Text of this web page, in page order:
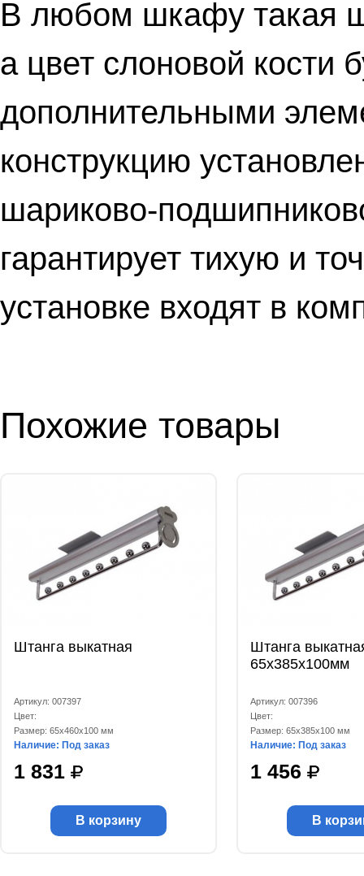
В любом шкафу такая
а цвет слоновой кости
дополнительными
конструкцию
шариково-
гарантирует тихую и
установке входят в
Похожие товары
Штанга выкатная
Артикул: 007397
Цвет:
Размер: 65x460x100 мм
Наличие: Под заказ
1 831
В корзину
Штанга
65x385x100мм
Артикул: 007396
Цвет:
Размер: 65x385x100 мм
Наличие: Под заказ
1 456
В